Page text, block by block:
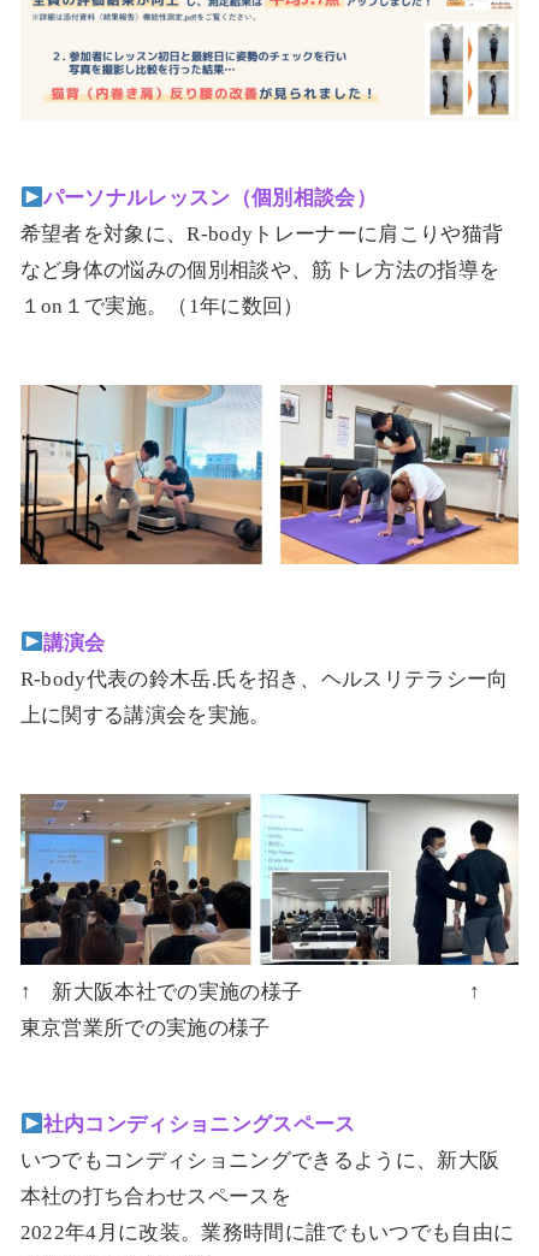
パーソナルレッスン（個別相談会）
希望者を対象に、R-bodyトレーナーに肩こりや猫背
など身体の悩みの個別相談や、筋トレ方法の指導を
１on１で実施。（1年に数回）
講演会
R-body代表の鈴木岳.氏を招き、ヘルスリテラシー向
上に関する講演会を実施。
↑ 新大阪本社での実施の様子 ↑
東京営業所での実施の様子
社内コンディショニングスペース
いつでもコンディショニングできるように、新大阪
本社の打ち合わせスペースを
2022年4月に改装。業務時間に誰でもいつでも自由に